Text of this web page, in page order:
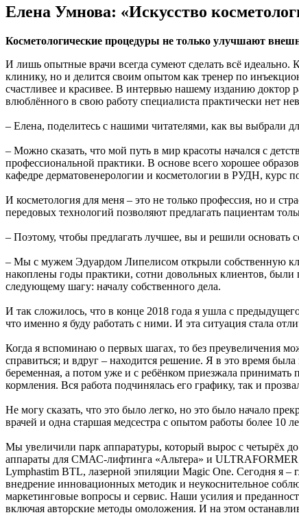
Елена Умнова: «Искусство
Косметологические процедуры не только улучшают
И лишь опытные врачи всегда сумеют сделать всё
клинику, но и делится своим опытом как тренер по
счастливее и красивее. В интервью нашему изданию доктор
влюблённого в свою работу специалиста практически нет
– Елена, поделитесь с нашими читателями, как вы выбрали
– Можно сказать, что мой путь в мир красоты начался с
профессиональной практики. В основе всего хорошее
кафедре дерматовенерологии и косметологии в РУДН,
И косметология для меня – это не только профессия, но и
передовых технологий позволяют предлагать пациентам
– Поэтому, чтобы предлагать лучшее, вы и решили основать
– Мы с мужем Эдуардом Липелисом открыли собственную
накоплены годы практики, сотни довольных клиентов, были
следующему шагу: началу собственного дела.
И так сложилось, что в конце 2018 года я ушла с
что именно я буду работать с ними. И эта ситуация стала
Когда я вспоминаю о первых шагах, то без преувеличения
справиться; и вдруг – находится решение. Я в это время
беременная, а потом уже и с ребёнком приезжала
кормления. Вся работа подчинялась его графику, так и
Не могу сказать, что это было легко, но это было начало
врачей и одна старшая медсестра с опытом работы более 10
Мы увеличили парк аппаратуры, который вырос с четырёх
аппараты для СМАС-лифтинга «Альтера» и
Lymphastim BTL, лазерной эпиляции Magic One. Сегодня я –
внедрение инновационных методик и неукоснительное
маркетинговые вопросы и сервис. Наши усилия и
включая авторские методы омоложения. И на этом